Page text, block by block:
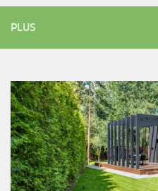
PLUS